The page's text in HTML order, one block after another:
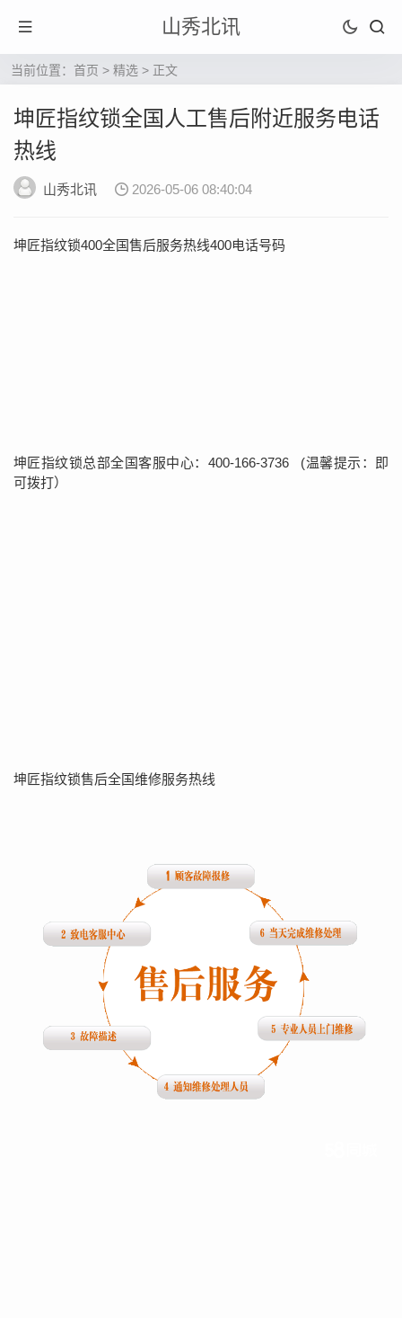
山秀北讯
当前位置： 首页 > 精选 > 正文
坤匠指纹锁全国人工售后附近服务电话
热线
山秀北讯 2026-05-06 08:40:04
坤匠指纹锁400全国售后服务热线400电话号码
坤匠指纹锁总部全国客服中心：400-166-3736 (温馨提示：即
可拨打）
坤匠指纹锁售后全国维修服务热线